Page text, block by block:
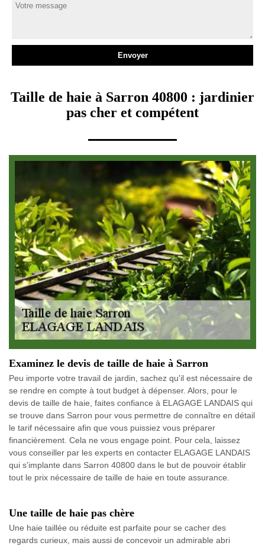
Taille de haie à Sarron 40800 : jardinier
pas cher et compétent
Examinez le devis de taille de haie à Sarron
Peu importe votre travail de jardin, sachez qu'il est nécessaire de
se rendre en compte à tout budget à dépenser. Alors, pour le
devis de taille de haie, faites confiance à ELAGAGE LANDAIS qui
se trouve dans Sarron pour vous permettre de connaître en détail
le tarif nécessaire afin que vous puissiez vous préparer
financièrement. Cela ne vous engage point. Pour cela, laissez
vous conseiller par les experts en contacter ELAGAGE LANDAIS
qui s'implante dans Sarron 40800 dans le but de pouvoir établir
tout le prix nécessaire de taille de haie en toute assurance.
Une taille de haie pas chère
Une haie taillée ou réduite est parfaite pour se cacher des
regards curieux, mais aussi de concevoir un admirable abri